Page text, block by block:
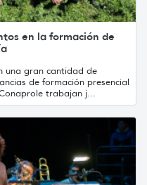
en la formación de
una gran cantidad de
de formación presencial
trabajan j...